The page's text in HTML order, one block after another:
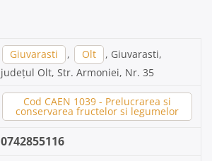
Giuvarasti , Olt
, Giuvarasti,
județul Olt, Str. Armoniei, Nr. 35
Cod CAEN 1039 - Prelucrarea si
conservarea fructelor si legumelor
0742855116